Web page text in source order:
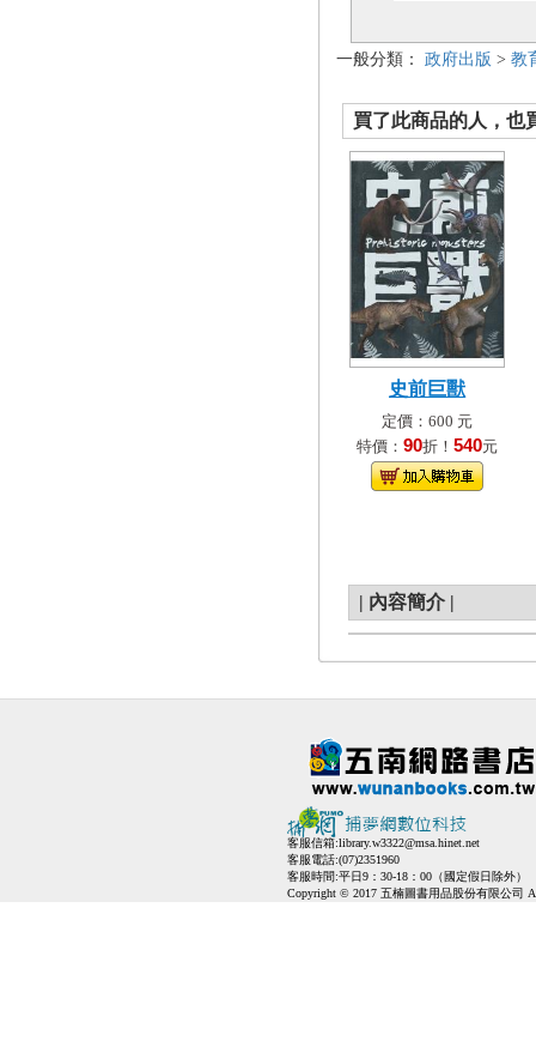
一般分類： 政府出版 > 教
買了此商品的人，也
史前巨獸
定價：600 元
特價： 90折！ 540元
| 內容簡介 |
客服信箱:library.w3322@msa.hinet.net
客服電話:(07)2351960
客服時間:平日9：30-18：00（國定假日除外）
Copyright © 2017 五楠圖書用品股份有限公司